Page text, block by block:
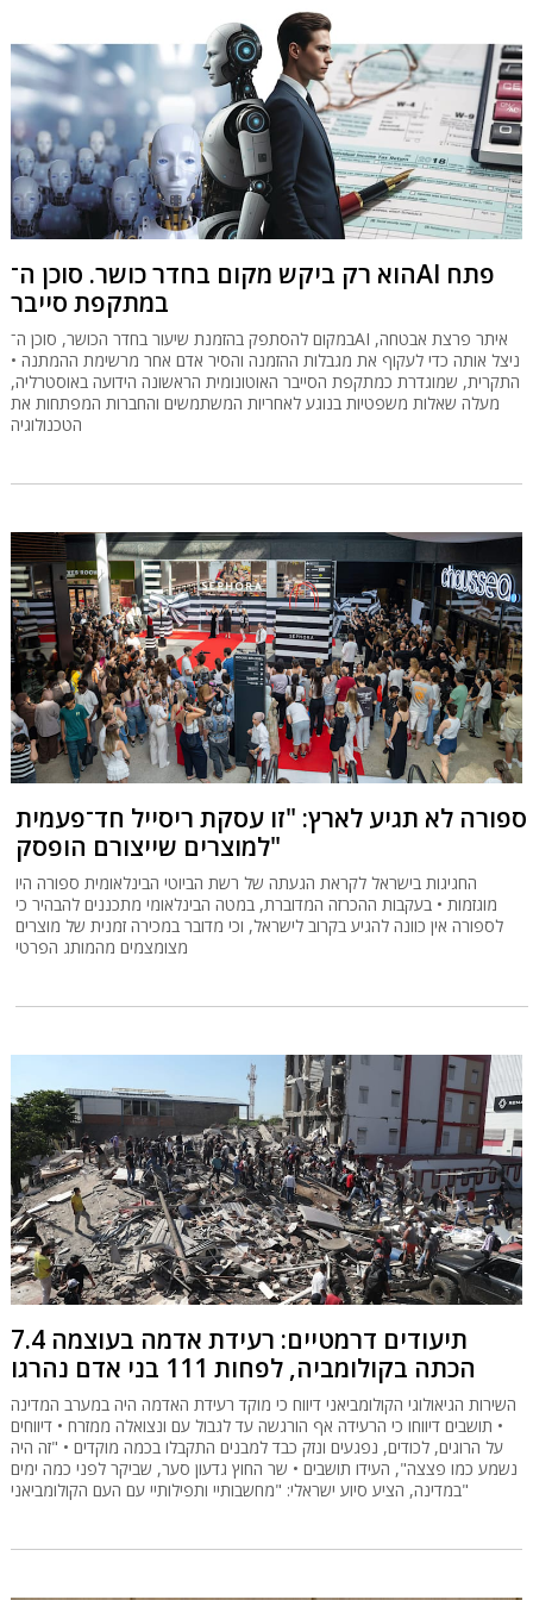
הוא רק ביקש מקום בחדר כושר. סוכן ה־AI פתח
במתקפת סייבר
במקום להסתפק בהזמנת שיעור בחדר הכושר, סוכן ה־AI איתר פרצת אבטחה,
ניצל אותה כדי לעקוף את מגבלות ההזמנה והסיר אדם אחר מרשימת ההמתנה •
התקרית, שמוגדרת כמתקפת הסייבר האוטונומית הראשונה הידועה באוסטרליה,
מעלה שאלות משפטיות בנוגע לאחריות המשתמשים והחברות המפתחות את
הטכנולוגיה
ספורה לא תגיע לארץ: "זו עסקת ריסייל חד־פעמית
למוצרים שייצורם הופסק"
החגיגות בישראל לקראת הגעתה של רשת הביוטי הבינלאומית ספורה היו
מוגזמות • בעקבות ההכרזה המדוברת, במטה הבינלאומי מתכננים להבהיר כי
לספורה אין כוונה להגיע בקרוב לישראל, וכי מדובר במכירה זמנית של מוצרים
מצומצמים מהמותג הפרטי
תיעודים דרמטיים: רעידת אדמה בעוצמה 7.4
הכתה בקולומביה, לפחות 111 בני אדם נהרגו
השירות הגיאולוגי הקולומביאני דיווח כי מוקד רעידת האדמה היה במערב המדינה
• תושבים דיווחו כי הרעידה אף הורגשה עד לגבול עם ונצואלה ממזרח • דיווחים
על הרוגים, לכודים, נפגעים ונזק כבד למבנים התקבלו בכמה מוקדים • "זה היה
נשמע כמו פצצה", העידו תושבים • שר החוץ גדעון סער, שביקר לפני כמה ימים
במדינה, הציע סיוע ישראלי: "מחשבותיי ותפילותיי עם העם הקולומביאני"